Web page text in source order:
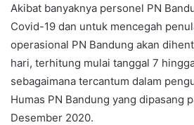
Akibat banyaknya personel PN
Covid-19 dan untuk mencegah
operasional PN Bandung akan
hari, terhitung mulai tanggal 7
sebagaimana tercantum dalam
Humas PN Bandung yang dipasang
Desember 2020.